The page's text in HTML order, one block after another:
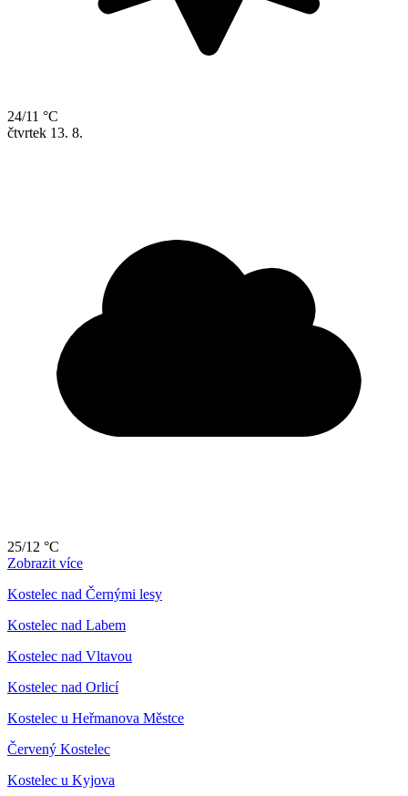
24/11 °C
čtvrtek 13. 8.
25/12 °C
Zobrazit více
Kostelec nad Černými lesy
Kostelec nad Labem
Kostelec nad Vltavou
Kostelec nad Orlicí
Kostelec u Heřmanova Městce
Červený Kostelec
Kostelec u Kyjova